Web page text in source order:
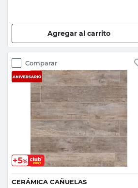
Agregar al carrito
Comparar
Vista rápida
CERÁMICA CAÑUELAS